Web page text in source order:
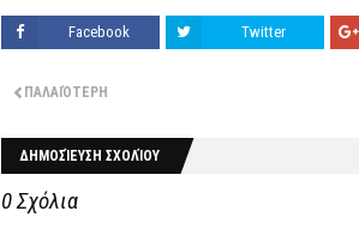
Facebook Twitter
ΠΑΛΑΙΌΤΕΡΗ
ΔΗΜΟΣΊΕΥΣΗ ΣΧΟΛΊΟΥ
0 Σχόλια